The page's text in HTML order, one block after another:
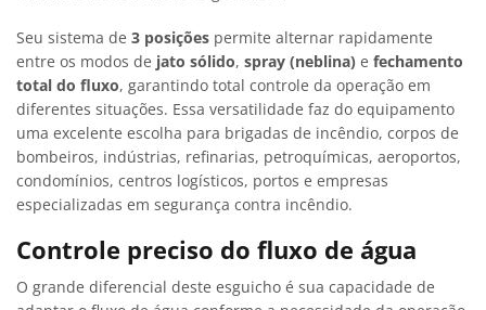
Seu sistema de 3 posições permite alternar rapidamente
entre os modos de jato sólido, spray (neblina) e fechamento
total do fluxo, garantindo total controle da operação em
diferentes situações. Essa versatilidade faz do equipamento
uma excelente escolha para brigadas de incêndio, corpos de
bombeiros, indústrias, refinarias, petroquímicas, aeroportos,
condomínios, centros logísticos, portos e empresas
especializadas em segurança contra incêndio.
Controle preciso do fluxo de água
O grande diferencial deste esguicho é sua capacidade de